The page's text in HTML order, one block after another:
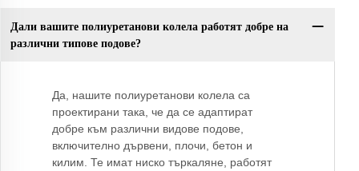
Дали вашите полиуретанови колела работят добре на
различни типове подове?
Да, нашите полиуретанови колела са
проектирани така, че да се адаптират
добре към различни видове подове,
включително дървени, плочи, бетон и
килим. Те имат ниско търкаляне, работят